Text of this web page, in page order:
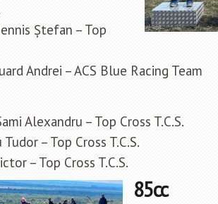
Ștefan – Top
Andrei – ACS Blue Racing Team
Alexandru – Top Cross T.C.S.
– Top Cross T.C.S.
– Top Cross T.C.S.
85cc